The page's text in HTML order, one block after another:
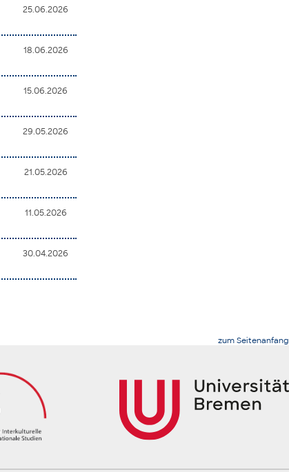
25.06.2026
18.06.2026
15.06.2026
29.05.2026
21.05.2026
11.05.2026
30.04.2026
zum Seitenanfang